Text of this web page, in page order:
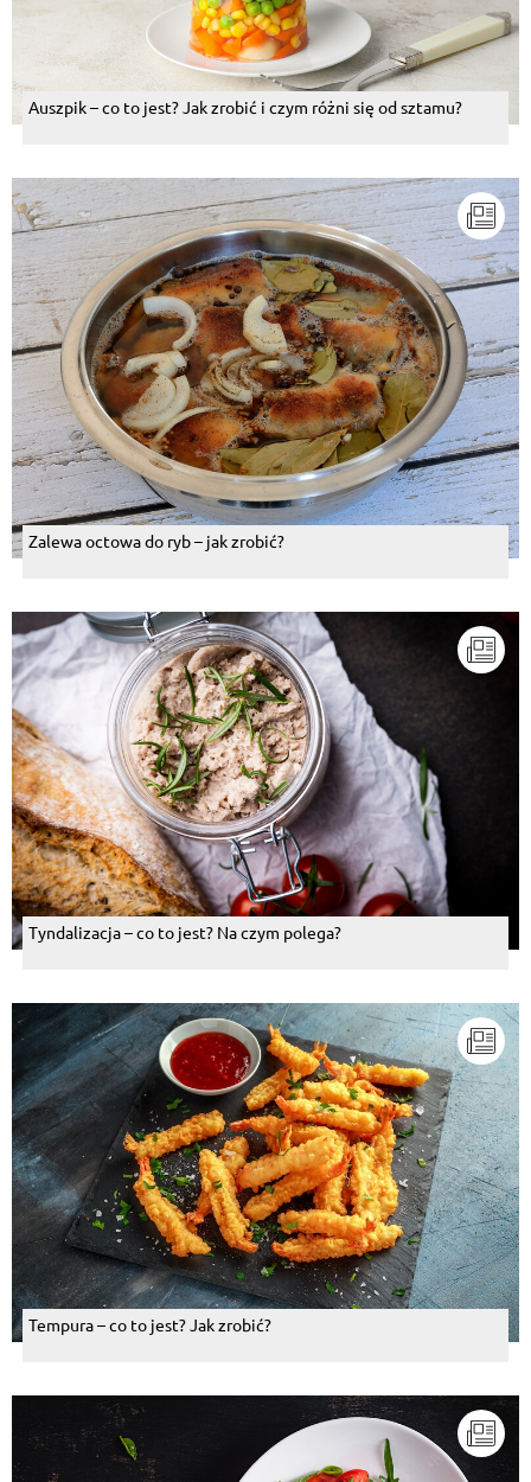
Auszpik – co to jest? Jak zrobić i czym różni się od sztamu?
Zalewa octowa do ryb – jak zrobić?
Tyndalizacja – co to jest? Na czym polega?
Tempura – co to jest? Jak zrobić?